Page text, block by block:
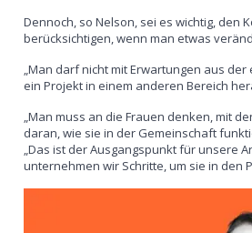
Dennoch, so Nelson, sei es wichtig, den
berücksichtigen, wenn man etwas
„Man darf nicht mit Erwartungen aus
ein Projekt in einem anderen Bereich
„Man muss an die Frauen denken, mit
daran, wie sie in der Gemeinschaft
„Das ist der Ausgangspunkt für unsere
unternehmen wir Schritte, um sie in den